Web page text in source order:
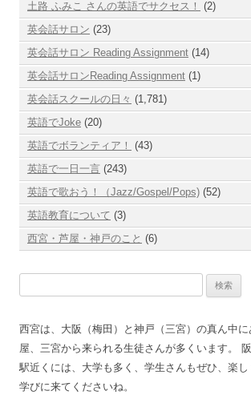
土路 ふみこ さんの英語でサクセス！
(2)
英会話サロン (23)
英会話サロン Reading Assignment (14)
英会話サロンReading Assignment (1)
英会話スクールの日々 (1,781)
英語でJoke (20)
英語でボランティア！
(43)
英語で一日一言 (243)
英語で歌おう！（Jazz/Gospel/Pops) (52)
英語教育について (3)
西宮・芦屋・神戸のこと (6)
索:
西宮は、大阪（梅田）と神戸（三宮）の真ん中
屋、三宮から来られる生徒さんが多くいます。
駅近くには、大学も多く、学生さんもぜひ、楽
学びに来てくださいね。